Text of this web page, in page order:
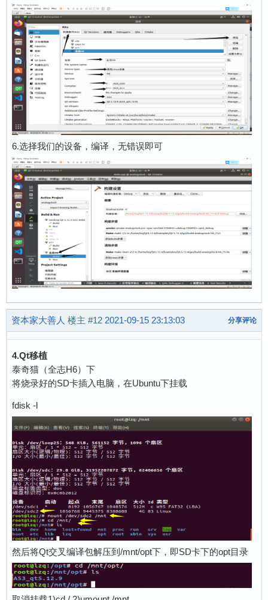
6.选择我们的设备，编译，无错误即可
资本家大善人 楼主 #12 2021-09-15 23:13:03 分享评论
4.Qt移植
泰奇猫（全志H6）下
将烧录好的SD卡插入电脑，在Ubuntu下挂载
fdisk -l
然后将Qt交叉编译包解压到/mnt/opt下，即SD卡下的opt目录